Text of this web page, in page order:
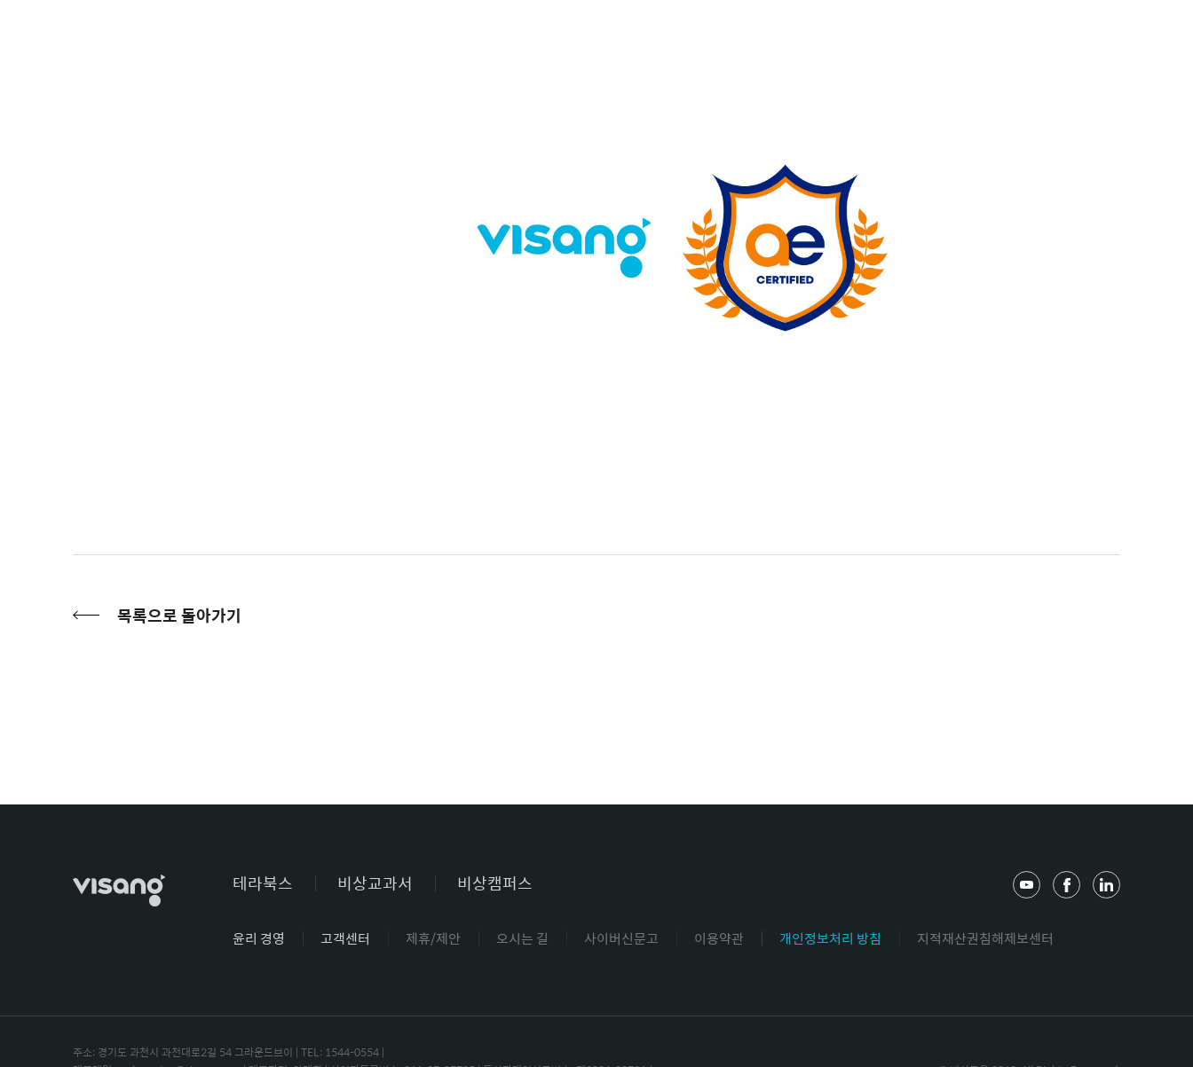
목록으로 돌아가기
테라북스 비상교과서 비상캠퍼스
윤리 경영 고객센터 제휴/제안 오시는 길 사이버신문고 이용약관 개인정보처리 방침 지적재산권침해제보센터
유
튜
페
이
링
크
주소: 경기도 과천시 과천대로2길 54 그라운드브이 | TEL: 1544-0554 |